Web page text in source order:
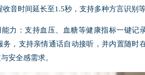
音时间延长至1.5秒，支持多种方言识别等
力：支持血压、血糖等健康指标一键记
务，支持亲情通话自动接听，并内置随时
安全感需求。